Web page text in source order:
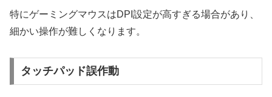
特にゲーミングマウスはDPI設定が高すぎる場合があり、
細かい操作が難しくなります。
タッチパッド誤作動